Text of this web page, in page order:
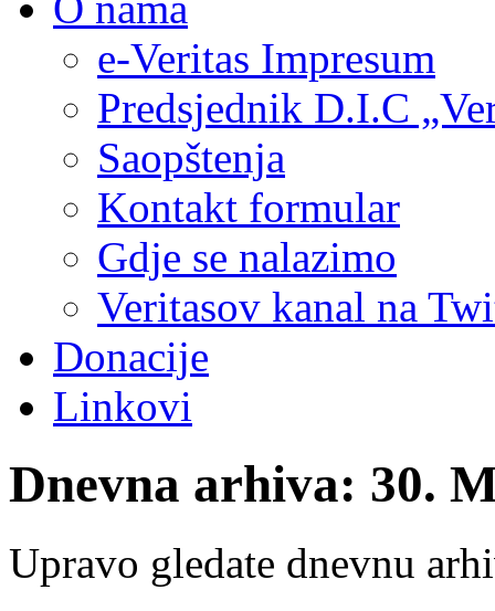
e-Veritas Impresum
Predsjednik D.I.C
Saopštenja
Kontakt formular
Gdje se nalazimo
Veritasov kanal na
Donacije
Linkovi
Dnevna arhiva: 30.
Upravo gledate dnevnu